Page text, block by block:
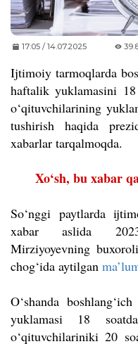
17:05 / 14.07.2025
Ijtimoiy tarmoqlarda
haftalik yuklamasini
o‘qituvchilarining
tushirish haqida
xabarlar tarqalmoqda.
Xo‘sh, bu xabar
So‘nggi paytlarda
xabar aslida
Mirziyoyevning
chog‘ida aytilgan
O‘shanda
yuklamasi 18
o‘qituvchilariniki 20